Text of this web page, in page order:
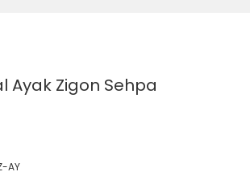
Ayak Zigon Sehpa
AY